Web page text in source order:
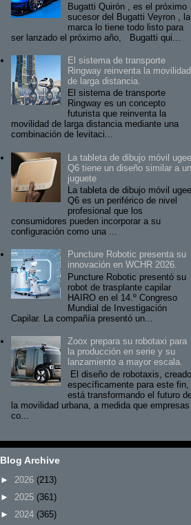
Bugatti Quirón , es el próximo
sucesor del Bugatti Veyron , la
marca lo tiene todo listo para
ser lanzado el próximo año, Bugatti qui...
El sistema de transporte
Ringway reinventa la movilidad
de larga distancia.
El sistema de transporte
Ringway es un concepto
futurista que reinventa la
movilidad de larga distancia mediante una
combinación de levitaci...
La tableta de dibujo móvil ugee
Q6 tiene un diseño similar a un
juguete
La tableta de dibujo móvil ugee
Q6 es un periférico de nivel
profesional que los
consumidores pueden incorporar a su
configuración como una ...
Puncture Robotic presenta su
innovación en WCHR 2026.
Puncture Robotic presentó su
robot de trasplante capilar
HAIRO en el 14.º Congreso
Mundial de Investigación
Capilar. La compañía presentó un...
Zoox prepara su robotaxi para
la producción en serie y su
lanzamiento a mayor escala.
El diseño de robotaxis, creado
específicamente para este fin,
está transformando el futuro
la movilidad urbana, a medida que empresas
co...
Blog Archive
► 2026 (213)
► 2025 (361)
► 2024 (365)